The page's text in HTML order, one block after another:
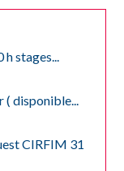
stages...
( disponible...
CIRFIM 31